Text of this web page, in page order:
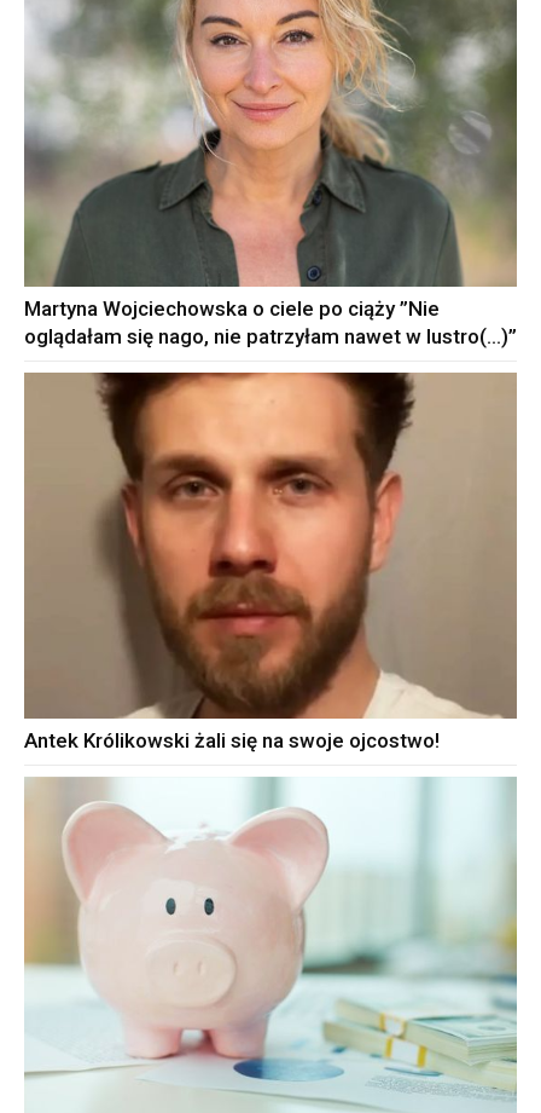
Martyna Wojciechowska o ciele po ciąży ”Nie
oglądałam się nago, nie patrzyłam nawet w lustro(…)”
Antek Królikowski żali się na swoje ojcostwo!